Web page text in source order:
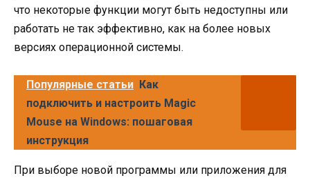
что некоторые функции могут быть недоступны или
работать не так эффективно, как на более новых
версиях операционной системы.
Популярные статьи Как
подключить и настроить Magic
Mouse на Windows: пошаговая
инструкция
При выборе новой программы или приложения для